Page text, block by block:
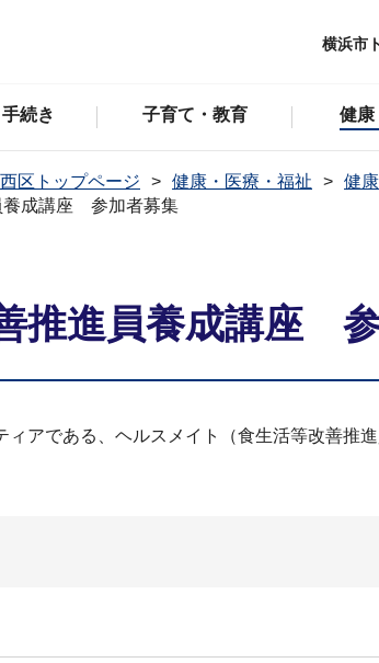
横浜市
続き 子育て・教育 健康
西区トップページ 健康・医療・福祉 健
養成講座 参加者募集
推進員養成講座
アである、ヘルスメイト（食生活等改善推